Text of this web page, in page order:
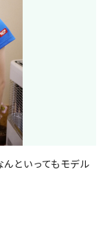
といってもモデル